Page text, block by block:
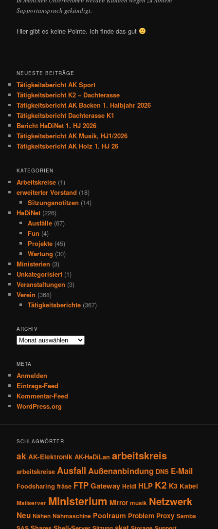
Supportanspruch gekündigt.
Hier gibt es keine Pointe. Ich finde das gut
NEUESTE BEITRÄGE
Tätigkeitsbericht AK Sport
Tätigkeitsbericht K2 – Dachterasse
Tätigkeitsbericht AK Backen 1. Halbjahr 2026
Tätigkeitsbericht Dachterasse K1
Bericht HaDiNet 1. HJ 2026
Tätigkeitsbericht AK Musik, HJ1/2026
Tätigkeitsbericht AK Holz 1. HJ 26
KATEGORIEN
Arbeitskreise (1)
erweiterter Vorstand (18)
Sitzungsnotitzen (14)
HaDiNet (226)
Ausfälle(67)
Fun (4)
Projekte(45)
Wartung (30)
Ministerien (3)
Unkategorisiert (1)
Veranstaltungen (3)
Verein (368)
Tätigkeitsberichte(367)
ARCHIV
Archiv
META
Anmelden
Eintrags-Feed
Kommentar-Feed
WordPress.org
SCHLAGWÖRTER
ak AK-Elektronik AK-HaDiLan arbeitskreis
arbeitskreise Ausfall Außenanbindung DNS E-Mail
Foodsharing fräse FTPGateway Heidi HLP K2 K3 Kabel
Mailserver Ministerium Mirror musik Netzwerk
Neu Nähen Nähmaschine Poolraum Problem Proxy Samba